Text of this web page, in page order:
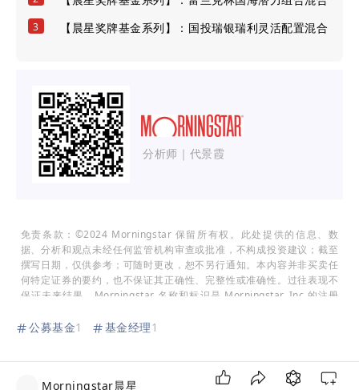
3 【晨星奖牌基金系列】：国投瑞银瑞利灵活配置混合
分析师｜代景霞
免责条款：©2024 Morningstar 保留所有权。此处提供的信息、数
据、分析和观点未经任何监管机构审查或批准，不构成投资建议；截至
撰写日期，仅供参考；可随时更改，恕不另行通知。本内容并非买卖任
何特定证券的要约，也不保证其正确性、完整性或准确性。过往表现不
保证未来结果。Morningstar 名称和标识是 Morningstar, Inc.的注册
事先书面同意，不得以任何方式复制、转载或以其他方式使用本文章的
投资人应当认真阅读《基金合同》、《招募说明书》等基金法律文件，
了解基金的风险收益特征，并根据自身的投资目的、投资期限、投资经
公募基金1 基金经理1
Morningstar晨星